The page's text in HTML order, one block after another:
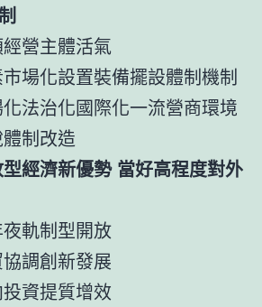
營主體活氣
場化設置裝備擺設體制機制
法治化國際化一流營商環境
制改造
經濟新優勢 當好高程度對外
軌制型開放
調創新發展
資提質增效